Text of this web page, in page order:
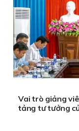
Vai trò giảng
tảng tư tưởng